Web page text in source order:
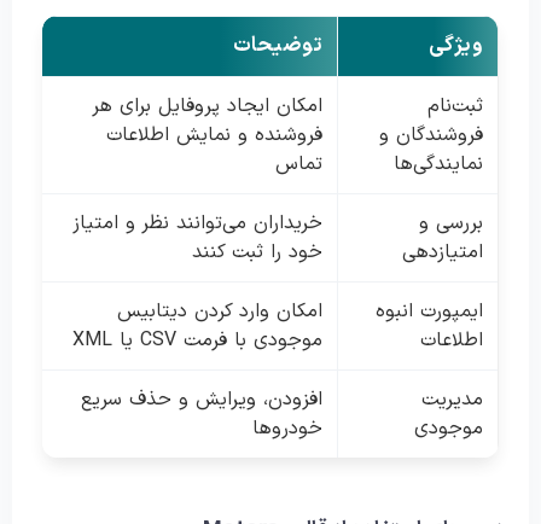
ویژگی توضیحات
ثبت‌نام
فروشندگان و
نمایندگی‌ها
امکان ایجاد پروفایل برای هر
فروشنده و نمایش اطلاعات
تماس
بررسی و
امتیازدهی
خریداران می‌توانند نظر و امتیاز
خود را ثبت کنند
ایمپورت انبوه
اطلاعات
امکان وارد کردن دیتابیس
موجودی با فرمت CSV یا XML
مدیریت
موجودی
افزودن، ویرایش و حذف سریع
خودروها